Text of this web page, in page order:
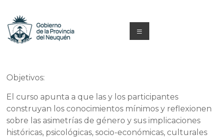
contenido
y
Formación
Neuquén
Menú
Objetivos:
El curso apunta a que las y los participantes
construyan los conocimientos mínimos y reflexionen
sobre las asimetrías de género y sus implicaciones
históricas, psicológicas, socio-económicas, culturales